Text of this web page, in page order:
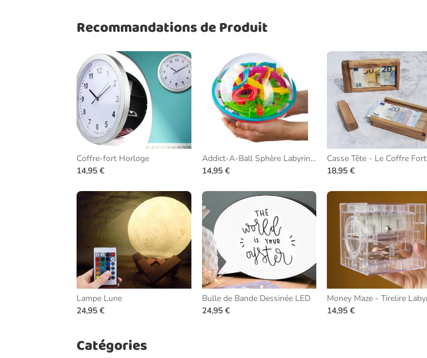
Recommandations de Produit
Coffre-fort Horloge
14,95 €
Addict-A-Ball Sphère Labyrinthe
14,95 €
Casse Tête - Le Coffre Fort
18,95 €
Lampe Lune
24,95 €
Bulle de Bande Dessinée LED
24,95 €
14,95 €
Catégories